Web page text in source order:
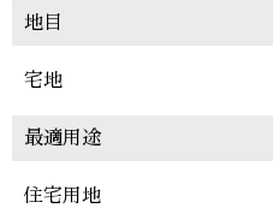
地目
宅地
最適用途
住宅用地